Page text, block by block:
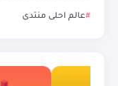
عالم احلى منتدى